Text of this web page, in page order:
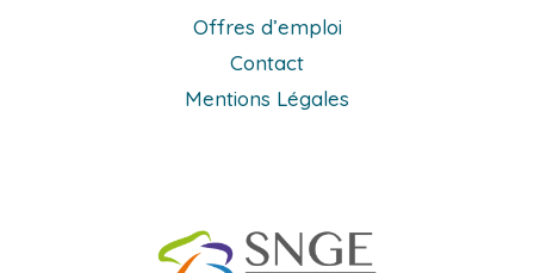
Offres d’emploi
Contact
Mentions Légales